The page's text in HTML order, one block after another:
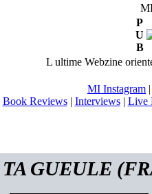
P
U
B
L ultime Webzine
MI Instagram
Book Reviews| Interviews| Live
TA GUEULE